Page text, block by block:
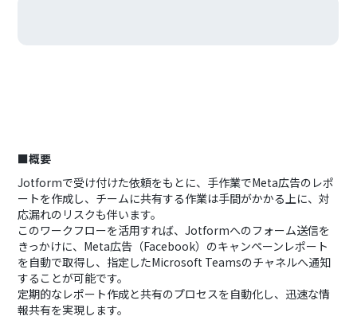
■概要
Jotformで受け付けた依頼をもとに、手作業でMeta広告のレポ
ートを作成し、チームに共有する作業は手間がかかる上に、対
応漏れのリスクも伴います。
このワークフローを活用すれば、Jotformへのフォーム送信を
きっかけに、Meta広告（Facebook）のキャンペーンレポート
を自動で取得し、指定したMicrosoft Teamsのチャネルへ通知
することが可能です。
定期的なレポート作成と共有のプロセスを自動化し、迅速な情
報共有を実現します。